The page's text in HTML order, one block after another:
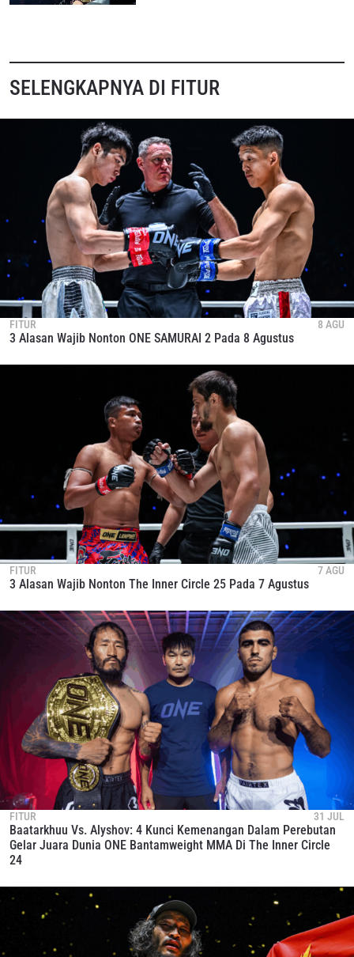
SELENGKAPNYA DI FITUR
FITUR 8 AGU
3 Alasan Wajib Nonton ONE SAMURAI 2 Pada 8 Agustus
FITUR 7 AGU
3 Alasan Wajib Nonton The Inner Circle 25 Pada 7 Agustus
FITUR 31 JUL
Baatarkhuu Vs. Alyshov: 4 Kunci Kemenangan Dalam Perebutan
Gelar Juara Dunia ONE Bantamweight MMA Di The Inner Circle
24